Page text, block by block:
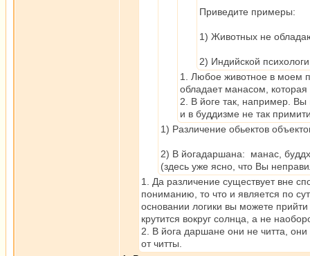
Приведите примеры:
1) Животных не
2) Индийской
1. Любое животное в моем
обладает манасом,
2. В йоге так, например.
и в буддизме не так
1) Различение обьектов
2) В йогадаршана: манас,
(здесь уже ясно, что Вы
1. Да различение существует вне
пониманию, то что и является по
основании логики вы можете
крутится вокруг солнца, а не
2. В йога даршане они не читта,
от читты.